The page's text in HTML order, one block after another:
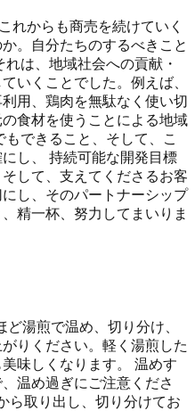
れからも商売を続けていく
。自分たちのするべきこと
は、地域社会への貢献・
いくことでした。例えば、
用、鶏肉を無駄なく使い切
食材を使うことによる地域
できること、そして、こ
し、 持続可能な開発目標
して、支えてくださるお客
し、そのパートナーシップ
精一杯、努力してまいりま
ど湯煎で温め、切り分け、
りください。軽く湯煎した
味しくなります。 温めす
温め過ぎにご注意くださ
ら取り出し、切り分けてお